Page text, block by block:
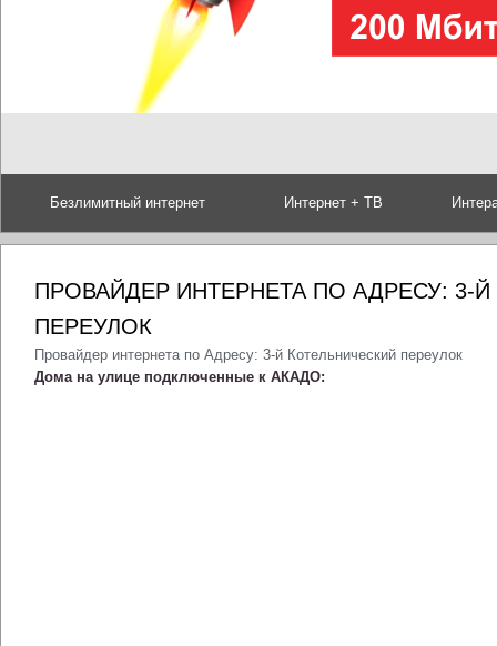
Безлимитный интернет Интернет + ТВ
ПРОВАЙДЕР ИНТЕРНЕТА ПО АДРЕСУ: 3-
ПЕРЕУЛОК
Провайдер интернета по Адресу: 3-й Котельнический переулок
Дома на улице подключенные к АКАДО: